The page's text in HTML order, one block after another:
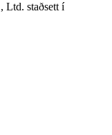
Ltd. staðsett í